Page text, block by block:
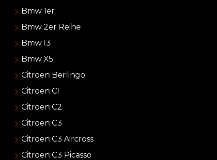
Bmw 1er
Bmw 2er Reihe
Bmw I3
Bmw X5
Citroen Berlingo
Citroën C1
Citroen C2
Citroën C3
Citroen C3 Aircross
Citroën C3 Picasso